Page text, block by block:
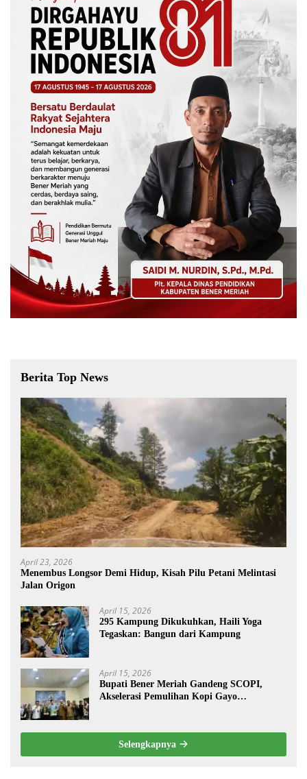
Berita Top News
April 23, 2026
Menembus Longsor Demi Hidup, Kisah Pilu Petani Melintasi
Jalan Origon
April 15, 2026
295 Kampung Dikukuhkan, Haili Yoga
Tegaskan: Bangun dari Kampung
April 15, 2026
Bupati Bener Meriah Gandeng SCOPI,
Akselerasi Pemulihan Kopi Gayo
Selengkapnya